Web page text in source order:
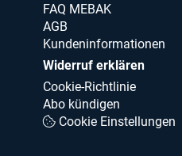
FAQ MEBAK
AGB
Kundeninformationen
Widerruf erklären
Cookie-Richtlinie
Abo kündigen
Cookie Einstellungen